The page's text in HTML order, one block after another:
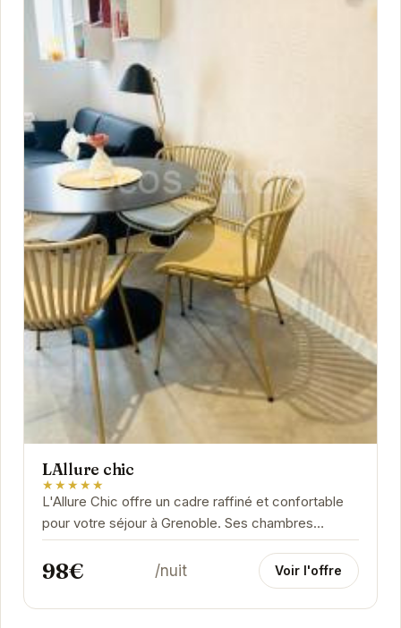
LAllure chic
★★★★★
L'Allure Chic offre un cadre raffiné et confortable
pour votre séjour à Grenoble. Ses chambres
élégantes, son service attentionné et son...
98€ /nuit Voir l'offre